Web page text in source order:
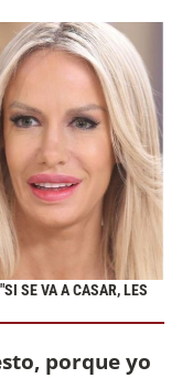
SE VA A CASAR, LES
porque yo